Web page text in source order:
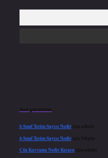
Son yorumlar
6 Sınıf Terim Sayısı Nediriçin admin
6 Sınıf Terim Sayısı Nediriçin Nilgün
Cüz Kavramı Nedir Kısacaiçin admin